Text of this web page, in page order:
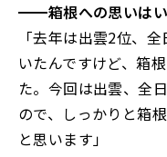
━━箱根への思いはい
「去年は出雲2位、
いたんですけど、箱
た。今回は出雲、全
ので、しっかりと箱
と思います」